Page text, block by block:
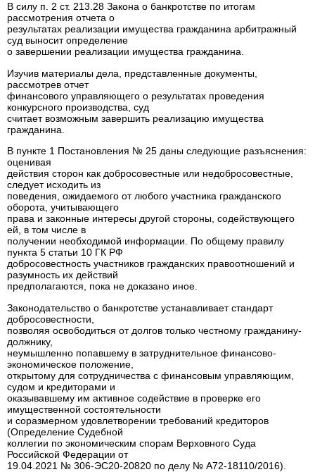
В силу п. 2 ст. 213.28 Закона о банкротстве по итогам
рассмотрения отчета о
результатах реализации имущества гражданина арбитражный
суд выносит определение
о завершении реализации имущества гражданина.
Изучив материалы дела, представленные документы,
рассмотрев отчет
финансового управляющего о результатах проведения
конкурсного производства, суд
считает возможным завершить реализацию имущества
гражданина.
В пункте 1 Постановления № 25 даны следующие разъяснения:
оценивая
действия сторон как добросовестные или недобросовестные,
следует исходить из
поведения, ожидаемого от любого участника гражданского
оборота, учитывающего
права и законные интересы другой стороны, содействующего
ей, в том числе в
получении необходимой информации. По общему правилу
пункта 5 статьи 10 ГК РФ
добросовестность участников гражданских правоотношений и
разумность их действий
предполагаются, пока не доказано иное.
Законодательство о банкротстве устанавливает стандарт
добросовестности,
позволяя освободиться от долгов только честному гражданину-
должнику,
неумышленно попавшему в затруднительное финансово-
экономическое положение,
открытому для сотрудничества с финансовым управляющим,
судом и кредиторами и
оказывавшему им активное содействие в проверке его
имущественной состоятельности
и соразмерном удовлетворении требований кредиторов
(Определение Судебной
коллегии по экономическим спорам Верховного Суда
Российской Федерации от
19.04.2021 № 306-ЭС20-20820 по делу № А72-18110/2016).